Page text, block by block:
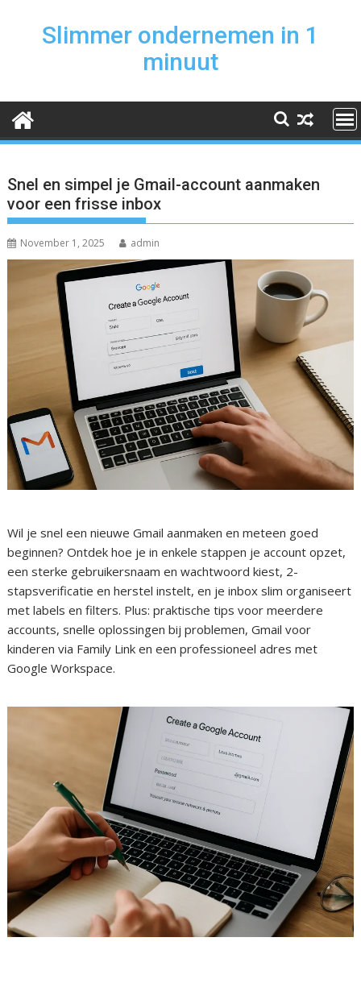
Slimmer ondernemen in 1
minuut
Snel en simpel je Gmail-account aanmaken
voor een frisse inbox
November 1, 2025 admin
Wil je snel een nieuwe Gmail aanmaken en meteen goed
beginnen? Ontdek hoe je in enkele stappen je account opzet,
een sterke gebruikersnaam en wachtwoord kiest, 2-
stapsverificatie en herstel instelt, en je inbox slim organiseert
met labels en filters. Plus: praktische tips voor meerdere
accounts, snelle oplossingen bij problemen, Gmail voor
kinderen via Family Link en een professioneel adres met
Google Workspace.